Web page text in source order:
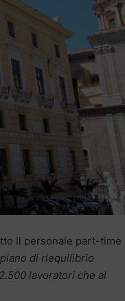
il personale part-time
di riequilibrio
lavoratori che al